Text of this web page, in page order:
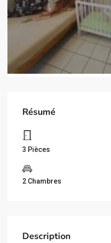
Résumé
3 Pièces
2 Chambres
Description